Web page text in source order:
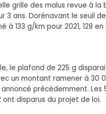
grille des malus revue à la
3 ans. Dorénavant le seuil
à 133 g/km pour 2021, 128
le plafond de 225 g
un montant ramener à 30
précédemment. Les
ont disparus du projet de loi.